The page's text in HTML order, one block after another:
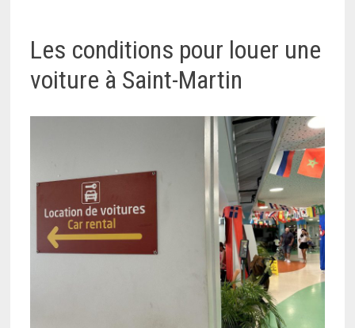
Les conditions pour louer une
voiture à Saint-Martin